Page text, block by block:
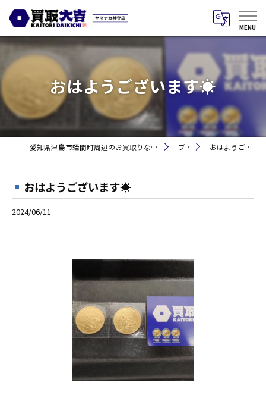
おはようございます☀
愛知県津島市蛭間町周辺のお買取りなら買取大吉 ヤマナカ神守店 ブログ おはようございます☀
おはようございます☀
2024/06/11